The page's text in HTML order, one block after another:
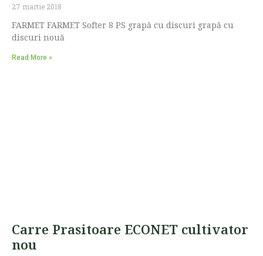
27 martie 2018
FARMET FARMET Softer 8 PS grapă cu discuri grapă cu
discuri nouă
Read More »
Carre Prasitoare ECONET cultivator
nou